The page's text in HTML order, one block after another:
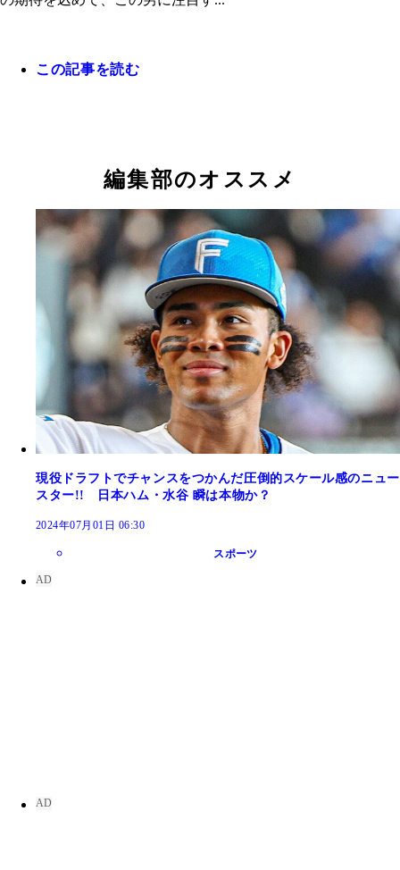
この記事を読む
編集部のオススメ
現役ドラフトでチャンスをつかんだ圧倒的スケール感のニュー
スター!! 日本ハム・水谷 瞬は本物か？
2024年07月01日 06:30
スポーツ